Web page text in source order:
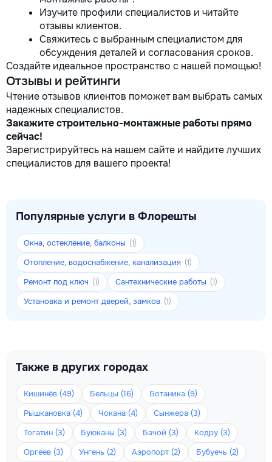
Изучите профили специалистов и читайте
отзывы клиентов.
Свяжитесь с выбранным специалистом для
обсуждения деталей и согласования сроков.
Создайте идеальное пространство с нашей помощью!
Отзывы и рейтинги
Чтение отзывов клиентов поможет вам выбрать самых
надежных специалистов.
Закажите строительно-монтажные работы прямо
сейчас!
Зарегистрируйтесь на нашем сайте и найдите лучших
специалистов для вашего проекта!
Популярные услуги в Флорешты
Окна, остекление, балконы (1)
Отопление, водоснабжение, канализация (1)
Ремонт под ключ (1) Сантехнические работы (1)
Установка и ремонт дверей, замков (1)
Также в других городах
Кишинёв (49) Бельцы (16)
Ботаника (9)
Рышкановка (4)
Чокана (4)
Сынжера (3)
Тогатин (3)
Буюканы (3) Бачой (3)
Кодру (3)
Оргеев (3)
Унгень (2) Аэропорт (2)
Бубуечь (2)